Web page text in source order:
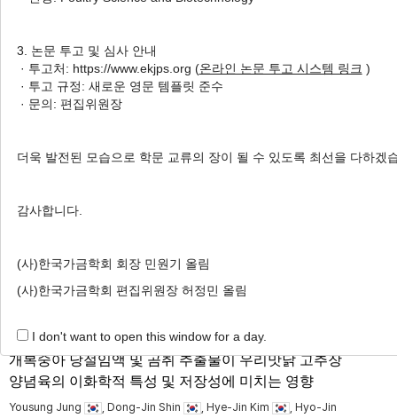
의 항산화 특성과 토종닭 후라이
드 치킨의 품질특성 및 풍미성분에 미치는 영향
Soomin Oh , Yousung Jung
오수민, 정유성, 이상록, 이희정, 김동욱, 추효준, 신동진, 장애라
https://doi.org/10.5536/KJPS.2023.50.3.143
Effect of Feral Peach Sugar Extracts andGomchwi
Chicken Marinated with Red Pepper Sauce
개복숭아 당절임액 및 곰취 추출물이 우리맛닭 고추장
양념육의 이화학적 특성 및 저장성에 미치는 영향
Yousung Jung , Dong-Jin Shin , Hye-Jin Kim
, Hyo-Jin
3. 논문 투고 및 심사 안내
· 투고처: https://www.ekjps.org (온라인 논문 투고 시스템 링크 )
· 투고 규정: 새로운 영문 템플릿 준수
· 문의: 편집위원장
더욱 발전된 모습으로 학문 교류의 장이 될 수 있도록 최선을 다하겠
감사합니다.
(사)한국가금학회 회장 민원기 올림
(사)한국가금학회 편집위원장 허정민 올림
I don't want to open this window for a day.